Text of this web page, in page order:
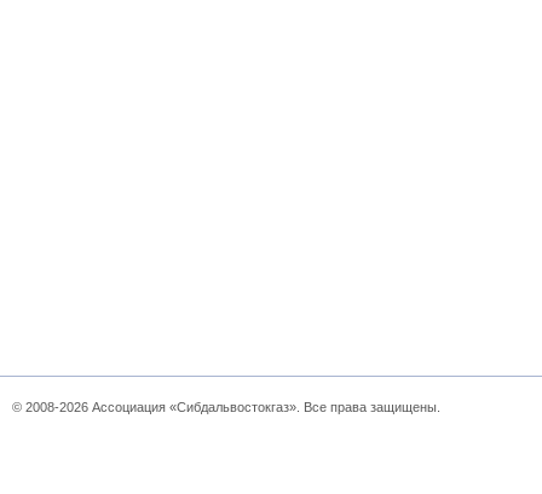
© 2008-2026 Ассоциация «Сибдальвостокгаз». Все права защищены.